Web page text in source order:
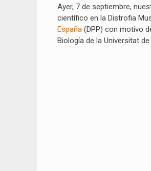
Ayer, 7 de septiembre,
científico en la Distrofia
España (DPP) con motivo
Biología de la Universitat